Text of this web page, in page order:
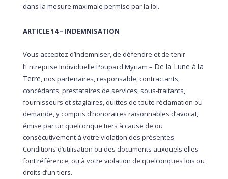
dans la mesure maximale permise par la loi.
ARTICLE 14 – INDEMNISATION
Vous acceptez d’indemniser, de défendre et de tenir
l’Entreprise Individuelle Poupard Myriam – De la Lune à la
Terre, nos partenaires, responsable, contractants,
concédants, prestataires de services, sous-traitants,
fournisseurs et stagiaires, quittes de toute réclamation ou
demande, y compris d’honoraires raisonnables d’avocat,
émise par un quelconque tiers à cause de ou
consécutivement à votre violation des présentes
Conditions d’utilisation ou des documents auxquels elles
font référence, ou à votre violation de quelconques lois ou
droits d’un tiers.